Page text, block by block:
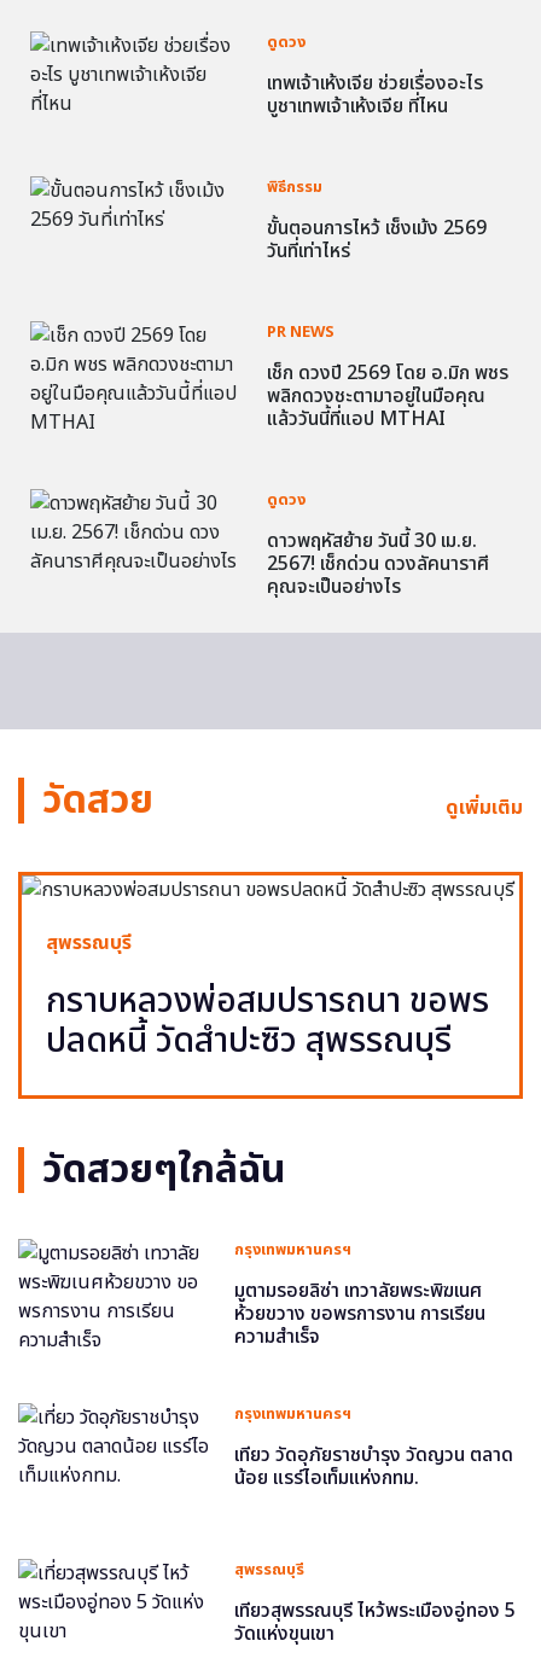
ดูดวง
เทพเจ้าเห้งเจีย ช่วยเรื่องอะไร
บูชาเทพเจ้าเห้งเจีย ที่ไหน
พิธีกรรม
ขั้นตอนการไหว้ เช็งเม้ง 2569
วันที่เท่าไหร่
PR NEWS
เช็ก ดวงปี 2569 โดย อ.มิก พชร
พลิกดวงชะตามาอยู่ในมือคุณ
แล้ววันนี้ที่แอป MTHAI
ดูดวง
ดาวพฤหัสย้าย วันนี้ 30 เม.ย.
2567! เช็กด่วน ดวงลัคนาราศี
คุณจะเป็นอย่างไร
วัดสวย ดูเพิ่มเติม
สุพรรณบุรี
กราบหลวงพ่อสมปรารถนา ขอพร
ปลดหนี้ วัดสำปะซิว สุพรรณบุรี
วัดสวยๆใกล้ฉัน
กรุงเทพมหานครฯ
มูตามรอยลิซ่า เทวาลัยพระพิฆเนศ
ห้วยขวาง ขอพรการงาน การเรียน
ความสำเร็จ
กรุงเทพมหานครฯ
เที่ยว วัดอุภัยราชบำรุง วัดญวน ตลาด
น้อย แรร์ไอเท็มแห่งกทม.
สุพรรณบุรี
เที่ยวสุพรรณบุรี ไหว้พระเมืองอู่ทอง 5
วัดแห่งขุนเขา